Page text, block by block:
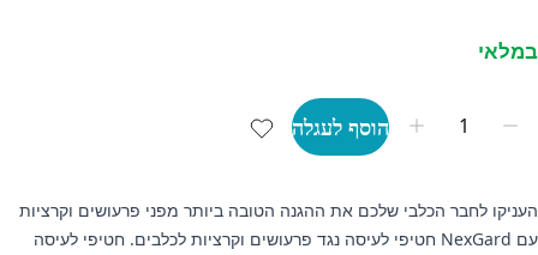
במלאי
הוסף לעגלה
העניקו לחבר הכלבי שלכם את ההגנה הטובה ביותר מפני פרעושים וקרציות
עם NexGard חטיפי לעיסה נגד פרעושים וקרציות לכלבים. חטיפי לעיסה